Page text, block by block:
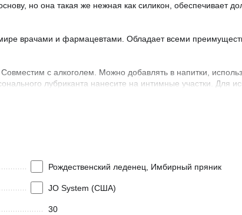
но она такая же нежная как силикон, обеспечивает
врачами и фармацевтами. Обладает всеми
с алкоголем. Можно добавлять в напитки,
лубриканта нанесите на интимные участки. Для
пищевой ароматизатор (лединец, имбирный пряник),
Рождественский леденец, Имбирный пряник
JO System (США)
30